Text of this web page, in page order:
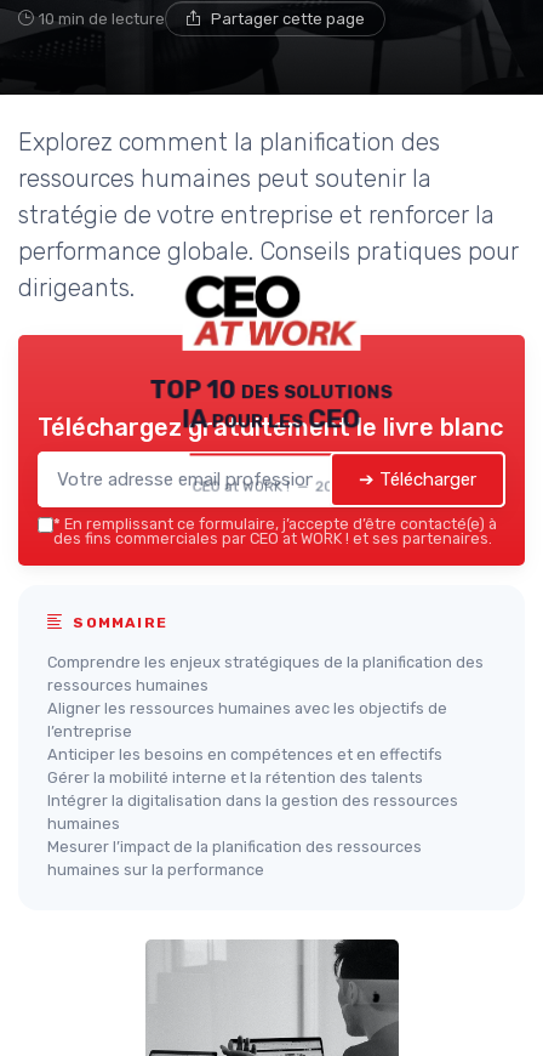
10 min de lecture Partager cette page
Explorez comment la planification des
ressources humaines peut soutenir la
stratégie de votre entreprise et renforcer la
performance globale. Conseils pratiques pour
dirigeants.
TOP 10 des solutions
IA pour les CEO
CEO at WORK ! — 2026
Téléchargez gratuitement le livre blanc
➔ Télécharger
* En remplissant ce formulaire, j’accepte d’être contacté(e) à
des fins commerciales par CEO at WORK ! et ses partenaires.
SOMMAIRE
Comprendre les enjeux stratégiques de la planification des
ressources humaines
Aligner les ressources humaines avec les objectifs de
l’entreprise
Anticiper les besoins en compétences et en effectifs
Gérer la mobilité interne et la rétention des talents
Intégrer la digitalisation dans la gestion des ressources
humaines
Mesurer l’impact de la planification des ressources
humaines sur la performance